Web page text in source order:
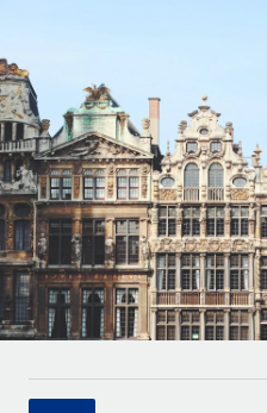
PEO
外包复杂雇佣任务
基础设施
Remote Embedded
将人力资源无缝融入工作流
团队的内置核心人力资源功
成长阶段
初创企业
为成长型企业量身打造的全
中型市场
通过定制化人力资源解决方
企业
合同工薪酬结算计算器
探索全球合同工的结算货币
通过 REMOTE 学习
研究与指引
案例研究
人力资源术语表
核对表和模板
English
Nederlands
Français
Deutsch
Español
Italiano
Português (Portugal)